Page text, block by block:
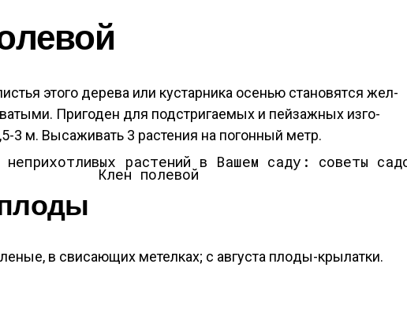
это­го де­рева или кус­тарни­ка осенью ста­новят­ся жел­
При­годен для подс­три­га­емых и пей­заж­ных из­го­
3 м. Вы­сажи­вать 3 рас­те­ния на по­гон­ный метр.
Клен по­левой
в сви­са­ющих ме­тел­ках; с ав­густа пло­ды-кры­лат­ки.